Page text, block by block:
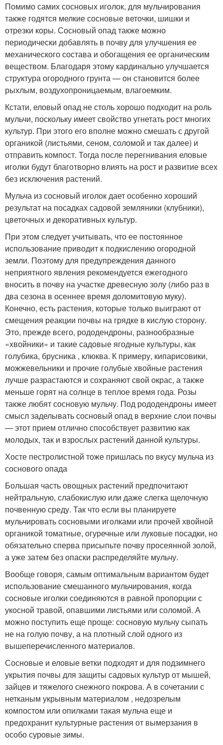
Помимо самих сосновых иголок, для мульчирования
также годятся мелкие сосновые веточки, шишки и
отрезки коры. Сосновый опад также можно
периодически добавлять в почву для улучшения ее
механического состава и обогащения ее органическим
веществом. Благодаря этому кардинально улучшается
структура огородного грунта — он становится более
рыхлым, воздухопроницаемым, влагоемким.
Кстати, еловый опад не столь хорошо подходит на роль
мульчи, поскольку имеет свойство угнетать рост многих
культур. При этого его вполне можно смешать с другой
органикой (листьями, сеном, соломой и так далее) и
отправить компост. Тогда после перегнивания еловые
иголки будут благотворно влиять на рост и развитие всех
без исключения растений.
Мульча из сосновый иголок дает особенно хороший
результат на посадках садовой земляники (клубники),
цветочных и декоративных культур.
При этом следует учитывать, что ее постоянное
использование приводит к подкислению огородной
земли. Поэтому для предупреждения данного
неприятного явления рекомендуется ежегодного
вносить в почву на участке древесную золу (либо раз в
два сезона в осеннее время доломитовую муку).
Конечно, есть растения, которые только выиграют от
смещения реакции почвы на грядке в кислую сторону.
Это, прежде всего, рододендроны, разнообразные
«хвойники» и такие садовые ягодные культуры, как
голубика, брусника , клюква. К примеру, кипарисовики,
можжевельники и прочие голубые хвойные растения
лучше разрастаются и сохраняют свой окрас, а также
меньше горят на солнце в теплое время года. Розы
также любят сосновую мульчу. Под рододендроны имеет
смысл заделывать сосновый опад в верхние слои почвы
— этот прием отлично способствует развитию как
молодых, так и взрослых растений данной культуры.
Хосте пестролистной тоже пришлась по вкусу мульча из
соснового опада
Большая часть овощных растений предпочитают
нейтральную, слабокислую или даже слегка щелочную
почвенную среду. Так что если вы планируете
мульчировать сосновыми иголками или прочей хвойной
органикой томатные, огуречные или луковые посадки, но
обязательно сперва присыпьте почву просеянной золой,
а уже затем без опаски распределяйте мульчу.
Вообще говоря, самым оптимальным вариантом будет
использование смешанного мульчирования, когда
сосновые иголки соединяются в равной пропорции с
укосной травой, опавшими листьями или соломой. А
можно поступить еще проще: сосновую мульчу сыпать
не на голую почву, а на плотный слой одного из
вышеперечисленного материалов.
Сосновые и еловые ветки подходят и для подзимнего
укрытия почвы для защиты садовых культур от мышей,
зайцев и тяжелого снежного покрова. А в сочетании с
нетканым укрывным материалом , недозрелым
компостом или опилками такая мульча еще и
предохранит культурные растения от вымерзания в
особо суровые зимы.